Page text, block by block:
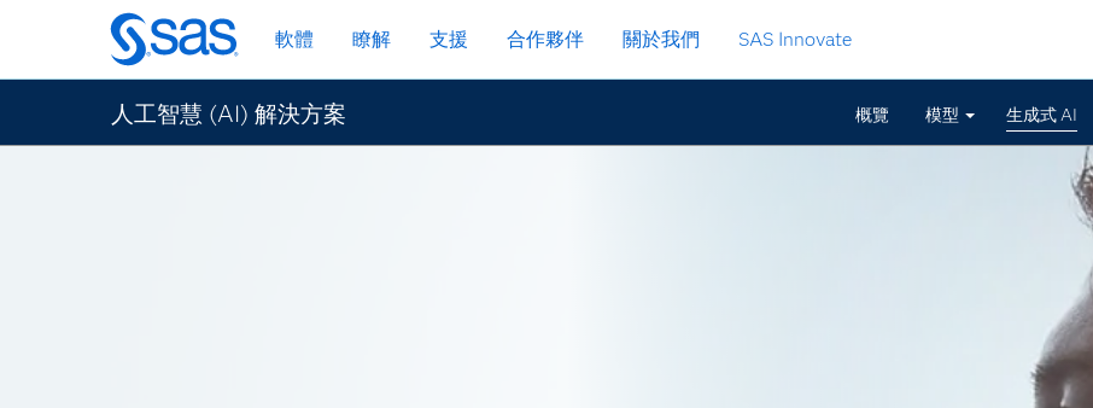
跳
至
內
軟體 瞭解 支援 合作夥伴 關於我們 SAS Innovate
人工智慧 (AI) 解決方案 概覽 模型 生成式 AI